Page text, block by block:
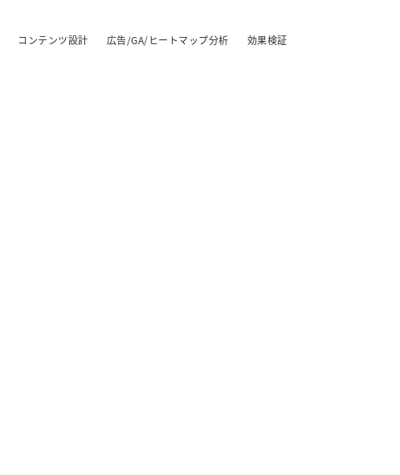
コンテンツ設計 広告/GA/ヒートマップ分析 効果検証